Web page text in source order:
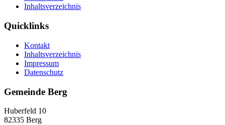
Inhaltsverzeichnis
Quicklinks
Kontakt
Inhaltsverzeichnis
Impressum
Datenschutz
Gemeinde Berg
Huberfeld 10
82335 Berg